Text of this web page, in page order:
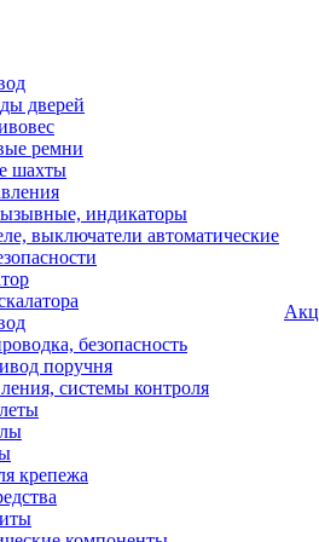
дверей
ремни
шахты
индикаторы
выключатели автоматические
безопасность
поручня
системы контроля
крепежа